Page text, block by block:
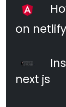
on netlify
next js